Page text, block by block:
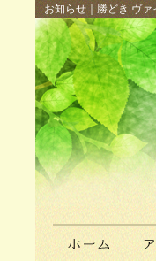
お知らせ｜勝どき ヴ